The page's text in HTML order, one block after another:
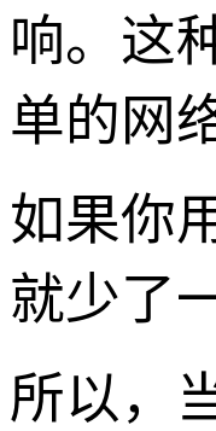
响。这
单的网
如果你
就少了
所以，